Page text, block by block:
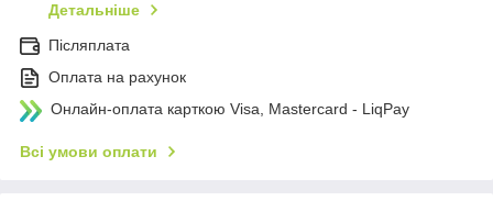
Детальніше
Післяплата
Оплата на рахунок
Онлайн-оплата карткою Visa, Mastercard - LiqPay
Всі умови оплати